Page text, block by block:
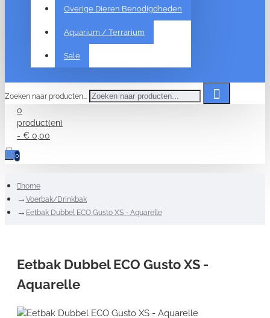
Overige Dieren Benodigdheden
Aquarium / Terrarium
Sale
Zoeken naar producten...
0
product(en)
- € 0,00
0
home
Voerbak/Drinkbak
Eetbak Dubbel ECO Gusto XS - Aquarelle
Eetbak Dubbel ECO Gusto XS -
Aquarelle